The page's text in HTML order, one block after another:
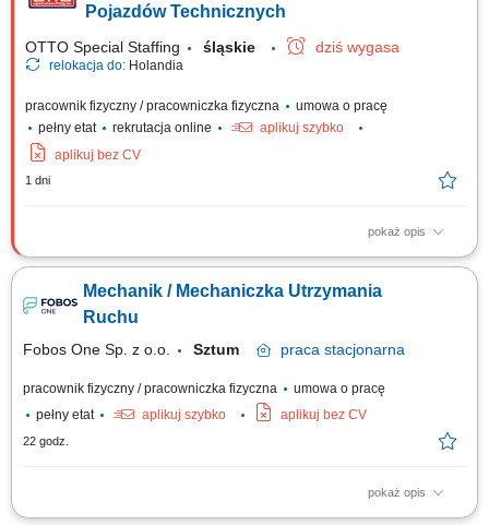
wymiana uszkodzonych modułów i elementów, instalacja nowych
Pojazdów Technicznych
OTTO Special Staffing śląskie dziś wygasa
relokacja do: Holandia
pracownik fizyczny / pracowniczka fizyczna
umowa o pracę
pełny etat
rekrutacja online
aplikuj szybko
aplikuj bez CV
1 dni
pokaż opis
Opis stanowiska: diagnozowanie i usuwanie awarii w układach
przeglądów specjalistycznych pojazdów użytkowych, obsługa systemów
sterowania, monitoringu, klimatyzacji i ogrzewania, wykonywanie prac
Mechanik / Mechaniczka Utrzymania
Ruchu
Fobos One Sp. z o.o. Sztum praca stacjonarna
pracownik fizyczny / pracowniczka fizyczna
umowa o pracę
pełny etat
aplikuj szybko aplikuj bez CV
22 godz.
pokaż opis
Zakres obowiązków: utrzymywanie maszyn i urządzeń w dobrym stanie